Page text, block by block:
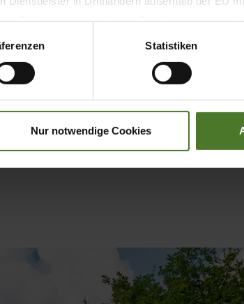
Risiko von behördlichen Zugriffen bzw. von
Statistiken
Nur notwendige Cookies